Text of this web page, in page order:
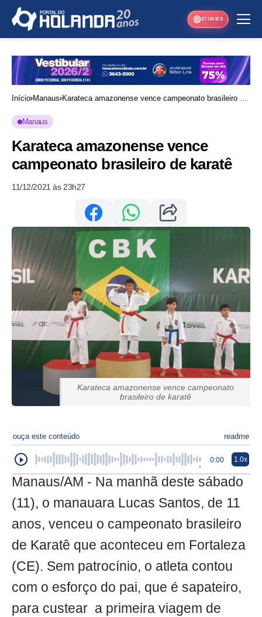
STORIES
Início Manaus Karateca amazonense vence campeonato brasileiro de
Manaus
Karateca amazonense vence
campeonato brasileiro de karatê
11/12/2021 às 23h27
Karateca amazonense vence campeonato
brasileiro de karatê
ouça este conteúdo readme
0:00 1.0x
Manaus/AM - Na manhã deste sábado
(11), o manauara Lucas Santos, de 11
anos, venceu o campeonato brasileiro
de Karatê que aconteceu em Fortaleza
(CE). Sem patrocínio, o atleta contou
com o esforço do pai, que é sapateiro,
para custear a primeira viagem de